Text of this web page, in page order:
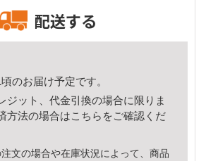
配送する
のお届け予定です。
ジット、代金引換の場合に限りま
方法の場合はこちら をご確認くだ
文の場合や在庫状況によって、商品